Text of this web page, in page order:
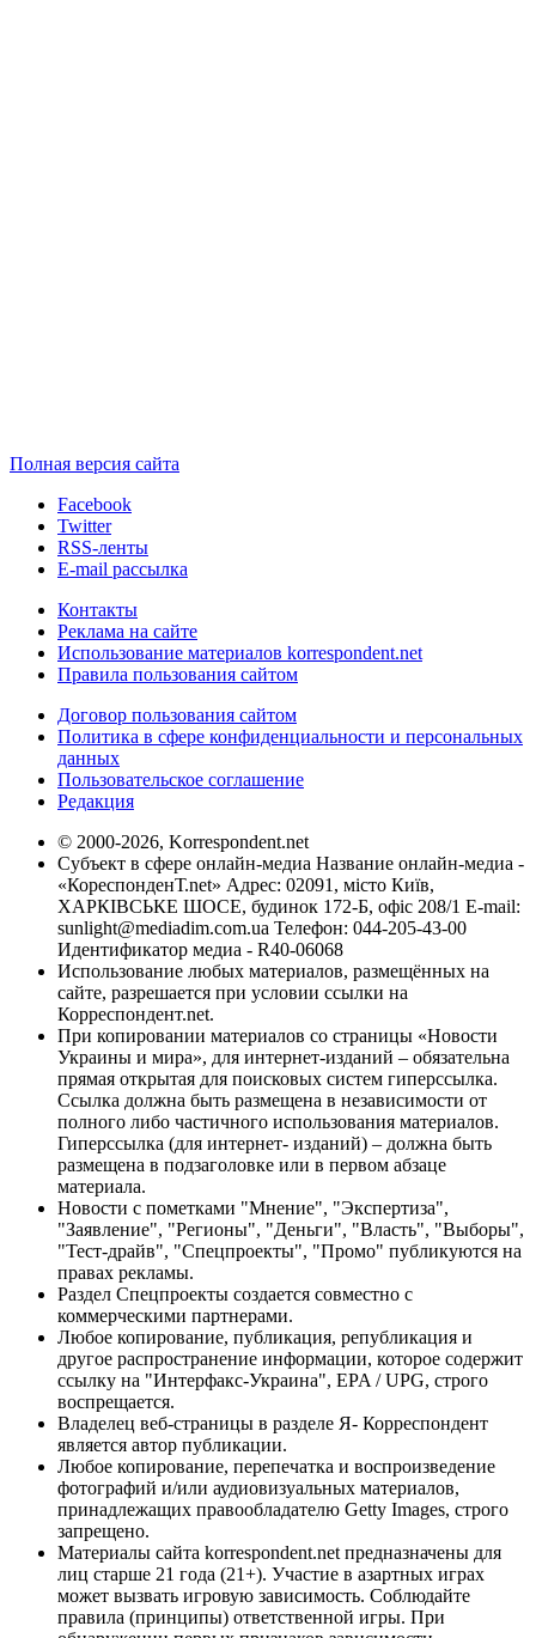
Полная версия сайта
Facebook
Twitter
RSS-ленты
E-mail рассылка
Контакты
Реклама на сайте
Использование материалов korrespondent.net
Правила пользования сайтом
Договор пользования сайтом
Политика в сфере конфиденциальности и персональных
данных
Пользовательское соглашение
Редакция
© 2000-2026, Korrespondent.net
Субъект в сфере онлайн-медиа Название онлайн-медиа -
«КореспонденТ.net» Адрес: 02091, місто Київ,
ХАРКІВСЬКЕ ШОСЕ, будинок 172-Б, офіс 208/1 E-mail:
sunlight@mediadim.com.ua Телефон: 044-205-43-00
Идентификатор медиа - R40-06068
Использование любых материалов, размещённых на
сайте, разрешается при условии ссылки на
Корреспондент.net.
При копировании материалов со страницы «Новости
Украины и мира», для интернет-изданий – обязательна
прямая открытая для поисковых систем гиперссылка.
Ссылка должна быть размещена в независимости от
полного либо частичного использования материалов.
Гиперссылка (для интернет- изданий) – должна быть
размещена в подзаголовке или в первом абзаце
материала.
Новости с пометками "Мнение", "Экспертиза",
"Заявление", "Регионы", "Деньги", "Власть", "Выборы",
"Тест-драйв", "Спецпроекты", "Промо" публикуются на
правах рекламы.
Раздел Спецпроекты создается совместно с
коммерческими партнерами.
Любое копирование, публикация, републикация и
другое распространение информации, которое содержит
ссылку на "Интерфакс-Украина", EPA / UPG, строго
воспрещается.
Владелец веб-страницы в разделе Я- Корреспондент
является автор публикации.
Любое копирование, перепечатка и воспроизведение
фотографий и/или аудиовизуальных материалов,
принадлежащих правообладателю Getty Images, строго
запрещено.
Материалы сайта korrespondent.net предназначены для
лиц старше 21 года (21+). Участие в азартных играх
может вызвать игровую зависимость. Соблюдайте
правила (принципы) ответственной игры. При